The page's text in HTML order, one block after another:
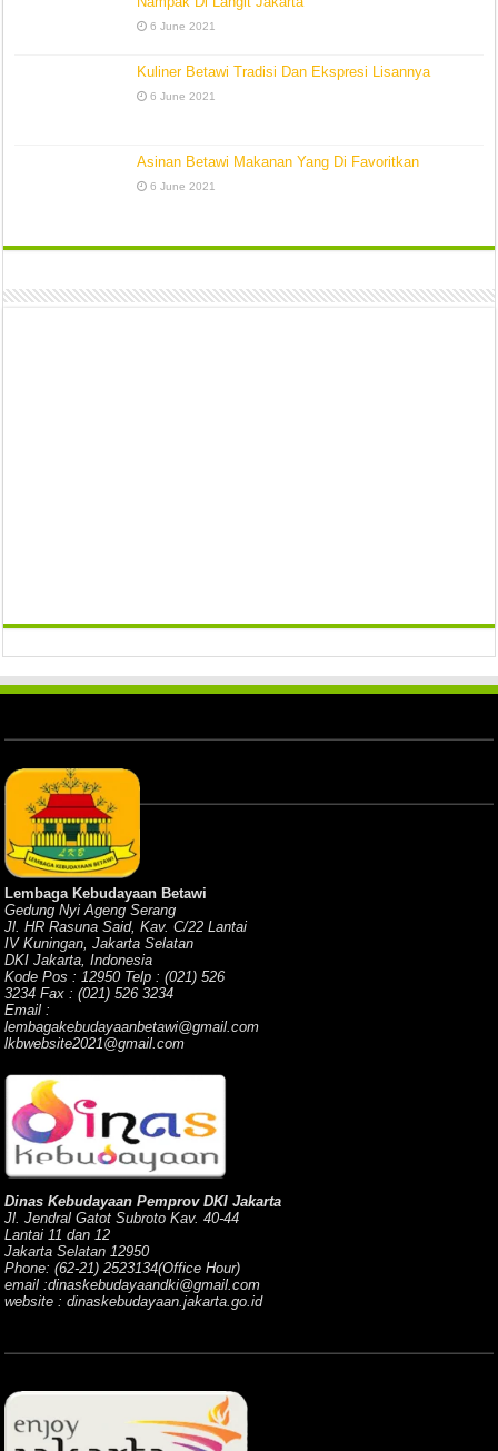
6 June 2021
Kuliner Betawi Tradisi Dan Ekspresi Lisannya
6 June 2021
Asinan Betawi Makanan Yang Di Favoritkan
6 June 2021
Lembaga Kebudayaan Betawi
Gedung Nyi Ageng Serang
Jl. HR Rasuna Said, Kav. C/22 Lantai
IV Kuningan, Jakarta Selatan
DKI Jakarta, Indonesia
Kode Pos : 12950 Telp : (021) 526
3234 Fax : (021) 526 3234
Email :
lembagakebudayaanbetawi@gmail.com
lkbwebsite2021@gmail.com
Dinas Kebudayaan Pemprov DKI Jakarta
Jl. Jendral Gatot Subroto Kav. 40-44
Lantai 11 dan 12
Jakarta Selatan 12950
Phone: (62-21) 2523134(Office Hour)
email :dinaskebudayaandki@gmail.com
website : dinaskebudayaan.jakarta.go.id